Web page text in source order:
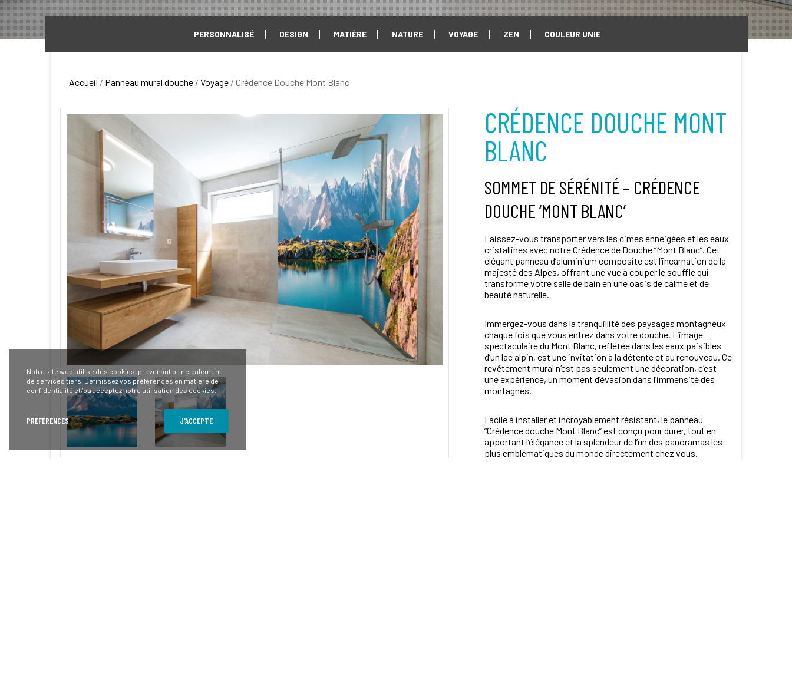
PERSONNALISÉ DESIGN MATIÈRE NATURE VOYAGE ZEN COULEUR UNIE
Accueil / Panneau mural douche / Voyage / Crédence Douche Mont Blanc
CRÉDENCE DOUCHE MONT
BLANC
SOMMET DE SÉRÉNITÉ – CRÉDENCE
DOUCHE ‘MONT BLANC’
Laissez-vous transporter vers les cimes enneigées et les eaux
cristallines avec notre Crédence de Douche “Mont Blanc”. Cet
élégant panneau d’aluminium composite est l’incarnation de la
majesté des Alpes, offrant une vue à couper le souffle qui
transforme votre salle de bain en une oasis de calme et de
beauté naturelle.
Immergez-vous dans la tranquillité des paysages montagneux
chaque fois que vous entrez dans votre douche. L’image
spectaculaire du Mont Blanc, reflétée dans les eaux paisibles
d’un lac alpin, est une invitation à la détente et au renouveau. Ce
revêtement mural n’est pas seulement une décoration, c’est
une expérience, un moment d’évasion dans l’immensité des
montagnes.
Facile à installer et incroyablement résistant, le panneau
“Crédence douche Mont Blanc” est conçu pour durer, tout en
apportant l’élégance et la splendeur de l’un des panoramas les
plus emblématiques du monde directement chez vous.
Notre site web utilise des cookies, provenant principalement
de services tiers. Définissez vos préférences en matière de
confidentialité et/ou acceptez notre utilisation des cookies.
PRÉFÉRENCES J'ACCEPTE